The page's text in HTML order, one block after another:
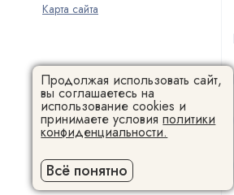
Карта сайта
Продолжая использовать сайт,
вы соглашаетесь на
использование cookies и
принимаете условияполитики
конфиденциальности.
Всё понятно